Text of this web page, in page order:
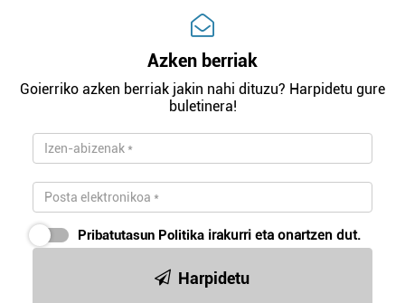
Azken berriak
Goierriko azken berriak jakin nahi dituzu? Harpidetu gure
buletinera!
Pribatutasun Politika irakurri eta onartzen dut.
Harpidetu